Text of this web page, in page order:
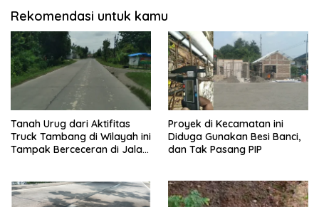
Rekomendasi untuk kamu
Tanah Urug dari Aktifitas
Truck Tambang di Wilayah ini
Tampak Berceceran di Jalan
Proyek di Kecamatan ini
Diduga Gunakan Besi Banci,
dan Tak Pasang PIP